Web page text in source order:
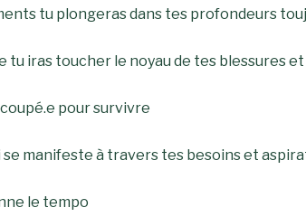
tu plongeras dans tes profondeurs
tu iras toucher le noyau de tes blessures
pour survivre
se manifeste à travers tes besoins et
le tempo